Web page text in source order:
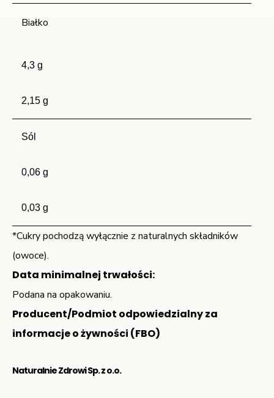
Białko
4,3 g
2,15 g
Sól
0,06 g
0,03 g
*Cukry pochodzą wyłącznie z naturalnych składników
(owoce).
Data minimalnej trwałości:
Podana na opakowaniu.
Producent/Podmiot odpowiedzialny za
informacje o żywności (FBO)
Naturalnie Zdrowi Sp. z o.o.